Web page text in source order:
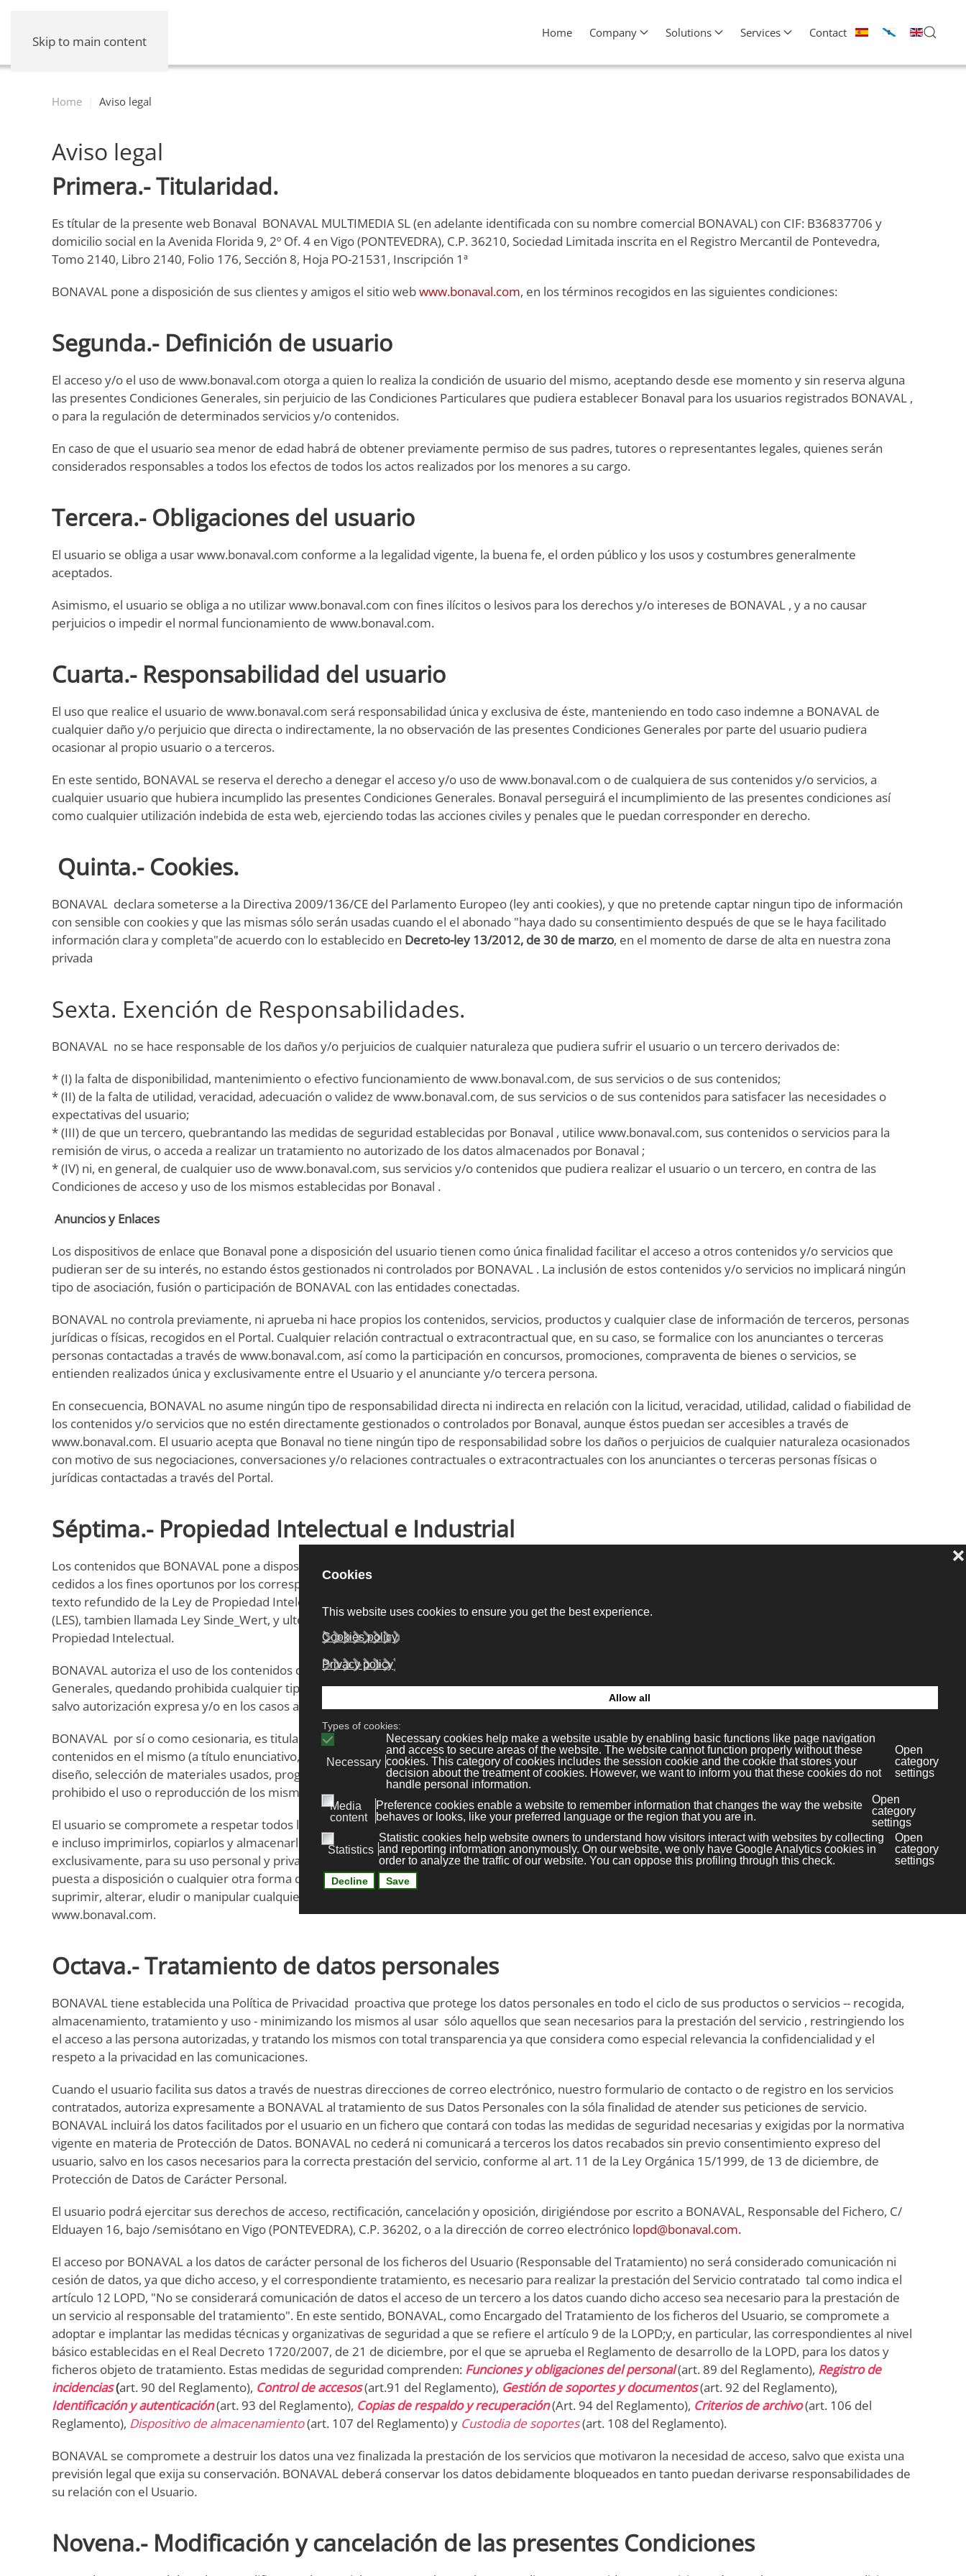
Skip to main content
Home Company Solutions Services Contact
Home Aviso legal
Aviso legal
Primera.- Titularidad.
Es títular de la presente web Bonaval BONAVAL MULTIMEDIA SL (en adelante identificada con su nombre comercial BONAVAL) con CIF: B36837706 y
domicilio social en la Avenida Florida 9, 2º Of. 4 en Vigo (PONTEVEDRA), C.P. 36210, Sociedad Limitada inscrita en el Registro Mercantil de Pontevedra,
Tomo 2140, Libro 2140, Folio 176, Sección 8, Hoja PO-21531, Inscripción 1ª
BONAVAL pone a disposición de sus clientes y amigos el sitio webwww.bonaval.com, en los términos recogidos en las siguientes condiciones:
Segunda.- Definición de usuario
El acceso y/o el uso de www.bonaval.com otorga a quien lo realiza la condición de usuario del mismo, aceptando desde ese momento y sin reserva alguna
las presentes Condiciones Generales, sin perjuicio de las Condiciones Particulares que pudiera establecer Bonaval para los usuarios registrados BONAVAL ,
o para la regulación de determinados servicios y/o contenidos.
En caso de que el usuario sea menor de edad habrá de obtener previamente permiso de sus padres, tutores o representantes legales, quienes serán
considerados responsables a todos los efectos de todos los actos realizados por los menores a su cargo.
Tercera.- Obligaciones del usuario
El usuario se obliga a usar www.bonaval.com conforme a la legalidad vigente, la buena fe, el orden público y los usos y costumbres generalmente
aceptados.
Asimismo, el usuario se obliga a no utilizar www.bonaval.com con fines ilícitos o lesivos para los derechos y/o intereses de BONAVAL , y a no causar
perjuicios o impedir el normal funcionamiento de www.bonaval.com.
Cuarta.- Responsabilidad del usuario
El uso que realice el usuario de www.bonaval.com será responsabilidad única y exclusiva de éste, manteniendo en todo caso indemne a BONAVAL de
cualquier daño y/o perjuicio que directa o indirectamente, la no observación de las presentes Condiciones Generales por parte del usuario pudiera
ocasionar al propio usuario o a terceros.
En este sentido, BONAVAL se reserva el derecho a denegar el acceso y/o uso de www.bonaval.com o de cualquiera de sus contenidos y/o servicios, a
cualquier usuario que hubiera incumplido las presentes Condiciones Generales. Bonaval perseguirá el incumplimiento de las presentes condiciones así
como cualquier utilización indebida de esta web, ejerciendo todas las acciones civiles y penales que le puedan corresponder en derecho.
Quinta.- Cookies.
BONAVAL declara someterse a la Directiva 2009/136/CE del Parlamento Europeo (ley anti cookies), y que no pretende captar ningun tipo de información
con sensible con cookies y que las mismas sólo serán usadas cuando el el abonado "haya dado su consentimiento después de que se le haya facilitado
información clara y completa"de acuerdo con lo establecido en Decreto-ley 13/2012, de 30 de marzo, en el momento de darse de alta en nuestra zona
privada
Sexta. Exención de Responsabilidades.
BONAVAL no se hace responsable de los daños y/o perjuicios de cualquier naturaleza que pudiera sufrir el usuario o un tercero derivados de:
* (I) la falta de disponibilidad, mantenimiento o efectivo funcionamiento de www.bonaval.com, de sus servicios o de sus contenidos;
* (II) de la falta de utilidad, veracidad, adecuación o validez de www.bonaval.com, de sus servicios o de sus contenidos para satisfacer las necesidades o
expectativas del usuario;
* (III) de que un tercero, quebrantando las medidas de seguridad establecidas por Bonaval , utilice www.bonaval.com, sus contenidos o servicios para la
remisión de virus, o acceda a realizar un tratamiento no autorizado de los datos almacenados por Bonaval ;
* (IV) ni, en general, de cualquier uso de www.bonaval.com, sus servicios y/o contenidos que pudiera realizar el usuario o un tercero, en contra de las
Condiciones de acceso y uso de los mismos establecidas por Bonaval .
Anuncios y Enlaces
Los dispositivos de enlace que Bonaval pone a disposición del usuario tienen como única finalidad facilitar el acceso a otros contenidos y/o servicios que
pudieran ser de su interés, no estando éstos gestionados ni controlados por BONAVAL . La inclusión de estos contenidos y/o servicios no implicará ningún
tipo de asociación, fusión o participación de BONAVAL con las entidades conectadas.
BONAVAL no controla previamente, ni aprueba ni hace propios los contenidos, servicios, productos y cualquier clase de información de terceros, personas
jurídicas o físicas, recogidos en el Portal. Cualquier relación contractual o extracontractual que, en su caso, se formalice con los anunciantes o terceras
personas contactadas a través de www.bonaval.com, así como la participación en concursos, promociones, compraventa de bienes o servicios, se
entienden realizados única y exclusivamente entre el Usuario y el anunciante y/o tercera persona.
En consecuencia, BONAVAL no asume ningún tipo de responsabilidad directa ni indirecta en relación con la licitud, veracidad, utilidad, calidad o fiabilidad de
los contenidos y/o servicios que no estén directamente gestionados o controlados por Bonaval, aunque éstos puedan ser accesibles a través de
www.bonaval.com. El usuario acepta que Bonaval no tiene ningún tipo de responsabilidad sobre los daños o perjuicios de cualquier naturaleza ocasionados
con motivo de sus negociaciones, conversaciones y/o relaciones contractuales o extracontractuales con los anunciantes o terceras personas físicas o
jurídicas contactadas a través del Portal.
Séptima.- Propiedad Intelectual e Industrial
Los contenidos que BONAVAL pone a disposición del usuario están protegidos por los derechos de propiedad intelectual necesarios y han sido legalmente
cedidos a los fines oportunos por los correspondientes titulares de los mismos en cumplimiento de la Ley 23/2006, de 7 de julio, por la que se modifica el
texto refundido de la Ley de Propiedad Intelectual, y se somete a las disposiciones transitoria de La Ley 2/2011, de 4 de marzo, de Economía Sostenible
(LES), tambien llamada Ley Sinde_Wert, y ulterior desarollo reglamentario Real Decreto del en el que se establecen las atribuciones de la Comisión de
Propiedad Intelectual.
BONAVAL autoriza el uso de los contenidos de www.bonaval.com. para los fines expresamente previstos en el mismo o en las presentes Condiciones
Generales, quedando prohibida cualquier tipo de reproducción, distribución, modificación o comunicación pública de los mismos ya sea ésta total o parcial,
salvo autorización expresa y/o en los casos autorizados por ley.
BONAVAL por sí o como cesionaria, es titular de todos los derechos de propiedad intelectual e industrial de esta página web, así como de los elementos
contenidos en el mismo (a título enunciativo, imágenes, sonido, audio, vídeo, software o textos; marcas o logotipos, combinaciones de colores, estructura y
diseño, selección de materiales usados, programas de ordenador necesarios para su funcionamiento, acceso y uso, etc...), quedando expresamente
prohibido el uso o reproducción de los mismos más allá de los expresamente previstos en las presentes Condiciones.
El usuario se compromete a respetar todos los derechos de Propiedad Intelectual e Industrial de dicha página. Podrá visualizar los elementos de la website
e incluso imprimirlos, copiarlos y almacenarlos en el disco duro de su ordenador o en cualquier otro soporte físico siempre y cuando sea, única y
exclusivamente, para su uso personal y privado, quedando, por tanto, terminantemente prohibida la transformación, distribución, comunicación pública,
puesta a disposición o cualquier otra forma de explotación, así como su modificación, alteración o descompilación. El usuario deberá abstenerse de
suprimir, alterar, eludir o manipular cualquier dispositivo de protección o sistema de seguridad que estuviera instalado en el las páginas del portal de
www.bonaval.com.
Octava.- Tratamiento de datos personales
BONAVAL tiene establecida una Política de Privacidad proactiva que protege los datos personales en todo el ciclo de sus productos o servicios -- recogida,
almacenamiento, tratamiento y uso - minimizando los mismos al usar sólo aquellos que sean necesarios para la prestación del servicio , restringiendo los
el acceso a las persona autorizadas, y tratando los mismos con total transparencia ya que considera como especial relevancia la confidencialidad y el
respeto a la privacidad en las comunicaciones.
Cuando el usuario facilita sus datos a través de nuestras direcciones de correo electrónico, nuestro formulario de contacto o de registro en los servicios
contratados, autoriza expresamente a BONAVAL al tratamiento de sus Datos Personales con la sóla finalidad de atender sus peticiones de servicio.
BONAVAL incluirá los datos facilitados por el usuario en un fichero que contará con todas las medidas de seguridad necesarias y exigidas por la normativa
vigente en materia de Protección de Datos. BONAVAL no cederá ni comunicará a terceros los datos recabados sin previo consentimiento expreso del
usuario, salvo en los casos necesarios para la correcta prestación del servicio, conforme al art. 11 de la Ley Orgánica 15/1999, de 13 de diciembre, de
Protección de Datos de Carácter Personal.
El usuario podrá ejercitar sus derechos de acceso, rectificación, cancelación y oposición, dirigiéndose por escrito a BONAVAL, Responsable del Fichero, C/
Elduayen 16, bajo /semisótano en Vigo (PONTEVEDRA), C.P. 36202, o a la dirección de correo electrónico lopd@bonaval.com.
El acceso por BONAVAL a los datos de carácter personal de los ficheros del Usuario (Responsable del Tratamiento) no será considerado comunicación ni
cesión de datos, ya que dicho acceso, y el correspondiente tratamiento, es necesario para realizar la prestación del Servicio contratado tal como indica el
artículo 12 LOPD, "No se considerará comunicación de datos el acceso de un tercero a los datos cuando dicho acceso sea necesario para la prestación de
un servicio al responsable del tratamiento". En este sentido, BONAVAL, como Encargado del Tratamiento de los ficheros del Usuario, se compromete a
adoptar e implantar las medidas técnicas y organizativas de seguridad a que se refiere el artículo 9 de la LOPD;y, en particular, las correspondientes al nivel
básico establecidas en el Real Decreto 1720/2007, de 21 de diciembre, por el que se aprueba el Reglamento de desarrollo de la LOPD, para los datos y
ficheros objeto de tratamiento. Estas medidas de seguridad comprenden: Funciones y obligaciones del personal(art. 89 del Reglamento), Registro de
incidencias(art. 90 del Reglamento), Control de accesos(art.91 del Reglamento), Gestión de soportes y documentos(art. 92 del Reglamento),
Identificación y autenticación(art. 93 del Reglamento), Copias de respaldo y recuperación(Art. 94 del Reglamento), Criterios de archivo(art. 106 del
Reglamento), Dispositivo de almacenamiento(art. 107 del Reglamento) y Custodia de soportes(art. 108 del Reglamento).
BONAVAL se compromete a destruir los datos una vez finalizada la prestación de los servicios que motivaron la necesidad de acceso, salvo que exista una
previsión legal que exija su conservación. BONAVAL deberá conservar los datos debidamente bloqueados en tanto puedan derivarse responsabilidades de
su relación con el Usuario.
Novena.- Modificación y cancelación de las presentes Condiciones